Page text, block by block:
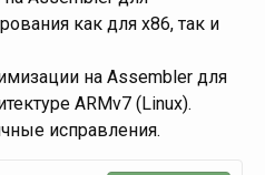
как для x86, так и
на Assembler для
ARMv7 (Linux).
исправления.